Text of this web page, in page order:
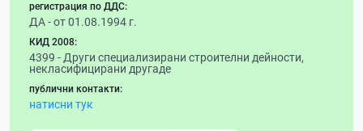
регистрация по ДДС:
ДА - от 01.08.1994 г.
КИД 2008:
4399 - Други специализирани строителни дейности,
некласифицирани другаде
публични контакти:
натисни тук